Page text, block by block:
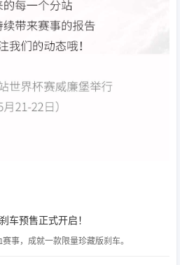
车预售正式开启！
事，成就一款限量珍藏版刹车。